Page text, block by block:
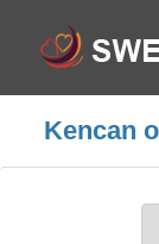
Kencan